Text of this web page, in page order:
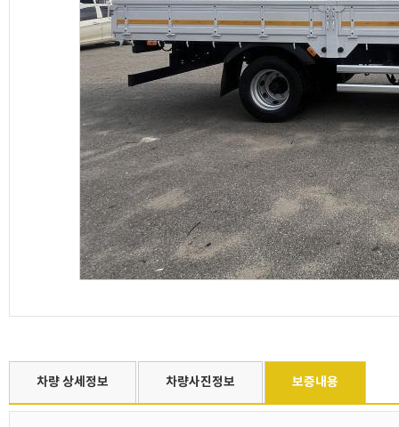
차량 상세정보 차량사진정보 보증내용